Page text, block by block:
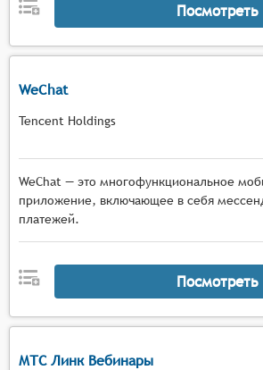
Посмотреть
WeChat
Tencent Holdings
WeChat — это многофункциональное
приложение, включающее в себя
платежей.
Посмотреть
МТС Линк Вебинары